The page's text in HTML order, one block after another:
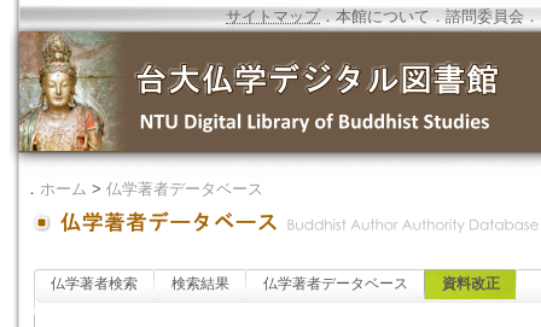
サイトマップ．本館について ．諮問委員会 ．
． ホーム > 仏学著者データベース
仏学著者検索 検索結果 仏学著者データベース 資料改正